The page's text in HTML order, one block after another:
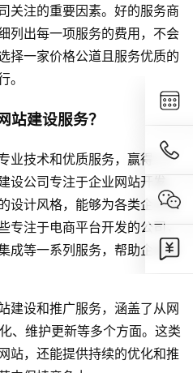
关注的重要因素。好的服务商
列出每一项服务的费用，不会
择一家价格公道且服务优质的
站建设服务？
业技术和优质服务，赢得了广
设公司专注于企业网站开发
，
设计风格，能够为各类企业提
专注于电商平台开发的公司，
成等一系列服务，帮助企业快
建设和推广服务，涵盖了从网
、维护更新等多个方面。这类
站，还能提供持续的优化和推